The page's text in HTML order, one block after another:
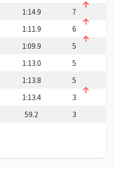
1:14.9
7
1:11.9
6
1:09.9
5
1:13.0
5
1:13.8
5
1:13.4
3
59.2 3